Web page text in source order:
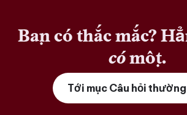
Bạn có thắc mắc?
cómột.
Tới mục Câu hỏi